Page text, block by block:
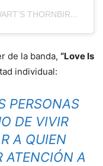
A POST SHARED BY BRADLEY STEWART’S THORNBIRDS (@THORNBIRDSMUSIC)
de la banda, “Love Is
individual:
PERSONAS
DE VIVIR
A QUIEN
ATENCIÓN A